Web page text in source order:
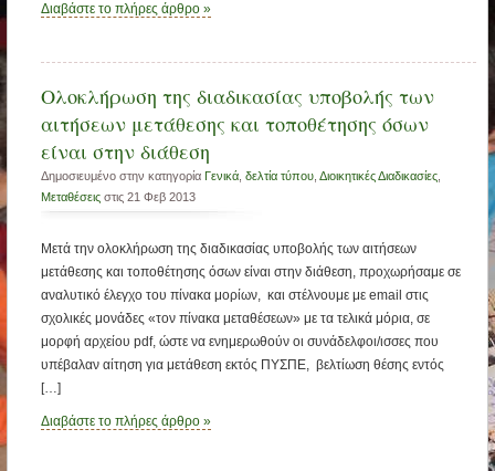
Διαβάστε το πλήρες άρθρο »
Oλοκλήρωση της διαδικασίας υποβολής των
αιτήσεων μετάθεσης και τοποθέτησης όσων
είναι στην διάθεση
Δημοσιευμένο στην κατηγορία Γενικά, δελτία τύπου, Διοικητικές Διαδικασίες,
Μεταθέσειςστις 21 Φεβ 2013
Μετά την ολοκλήρωση της διαδικασίας υποβολής των αιτήσεων
μετάθεσης και τοποθέτησης όσων είναι στην διάθεση, προχωρήσαμε σε
αναλυτικό έλεγχο του πίνακα μορίων, και στέλνουμε με email στις
σχολικές μονάδες «τον πίνακα μεταθέσεων» με τα τελικά μόρια, σε
μορφή αρχείου pdf, ώστε να ενημερωθούν οι συνάδελφοι/ισσες που
υπέβαλαν αίτηση για μετάθεση εκτός ΠΥΣΠΕ, βελτίωση θέσης εντός
[…]
Διαβάστε το πλήρες άρθρο »